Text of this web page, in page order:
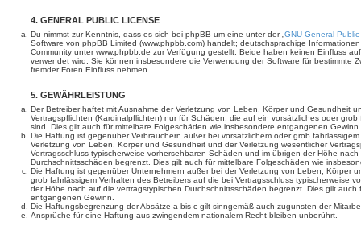
4. GENERAL PUBLIC LICENSE
Du nimmst zur Kenntnis, dass es sich bei phpBB um eine unter der „ GNU General
Software von phpBB Limited (www.phpbb.com) handelt; deutschsprachige
Community unter www.phpbb.de zur Verfügung gestellt. Beide haben keinen Einfluss
verwendet wird. Sie können insbesondere die Verwendung der Software für bestimmte
fremder Foren Einfluss nehmen.
5. GEWÄHRLEISTUNG
Der Betreiber haftet mit Ausnahme der Verletzung von Leben, Körper und Gesundheit
Vertragspflichten (Kardinalpflichten) nur für Schäden, die auf ein vorsätzliches oder
sind. Dies gilt auch für mittelbare Folgeschäden wie insbesondere entgangenen Gewinn.
Die Haftung ist gegenüber Verbrauchern außer bei vorsätzlichem oder grob
Verletzung von Leben, Körper und Gesundheit und der Verletzung wesentlicher
Vertragsschluss typischerweise vorhersehbaren Schäden und im übrigen der Höhe
Durchschnittsschäden begrenzt. Dies gilt auch für mittelbare Folgeschäden wie
Die Haftung ist gegenüber Unternehmern außer bei der Verletzung von Leben, Körper
grob fahrlässigem Verhalten des Betreibers auf die bei Vertragsschluss typischerweise
der Höhe nach auf die vertragstypischen Durchschnittsschäden begrenzt. Dies gilt
entgangenen Gewinn.
Die Haftungsbegrenzung der Absätze a bis c gilt sinngemäß auch zugunsten der
Ansprüche für eine Haftung aus zwingendem nationalem Recht bleiben unberührt.